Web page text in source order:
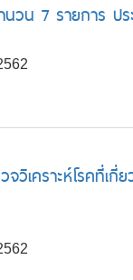
วน 7 รายการ ปร
วิเคราะห์โรคที่เ